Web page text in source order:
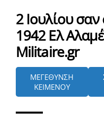
2 Ιουλίου
1942 Ελ
Militaire.gr
ΜΕΓΕΘΥΝΣΗ
ΚΕΙΜΕΝΟΥ